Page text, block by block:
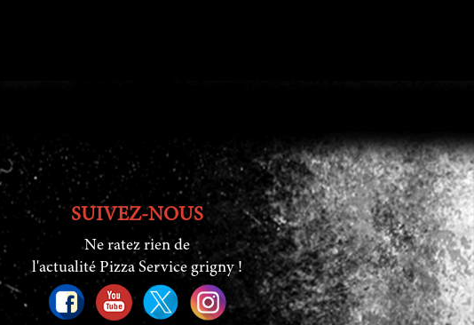
SUIVEZ-NOUS
Ne ratez rien de
l'actualité Pizza Service grigny !